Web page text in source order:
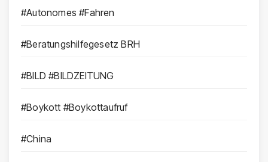
#Autonomes #Fahren
#Beratungshilfegesetz BRH
#BILD #BILDZEITUNG
#Boykott #Boykottaufruf
#China